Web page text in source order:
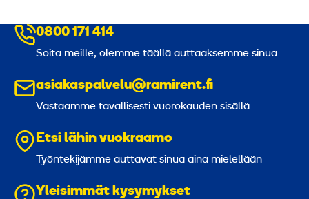
0800 171 414
Soita meille, olemme täällä auttaaksemme sinua
asiakaspalvelu@ramirent.fi
Vastaamme tavallisesti vuorokauden sisällä
Etsi lähin vuokraamo
Työntekijämme auttavat sinua aina mielellään
Yleisimmät kysymykset